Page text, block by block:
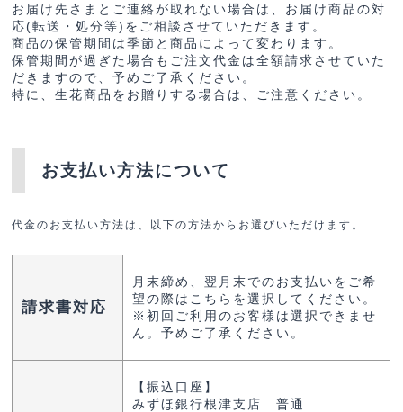
お届け先さまとご連絡が取れない場合は、お届け商品の対
応(転送・処分等)をご相談させていただきます。
商品の保管期間は季節と商品によって変わります。
保管期間が過ぎた場合もご注文代金は全額請求させていた
だきますので、予めご了承ください。
特に、生花商品をお贈りする場合は、ご注意ください。
お支払い方法について
代金のお支払い方法は、以下の方法からお選びいただけます。
請求書対応
月末締め、翌月末でのお支払いをご希
望の際はこちらを選択してください。
※初回ご利用のお客様は選択できませ
ん。予めご了承ください。
【振込口座】
みずほ銀行根津支店 普通